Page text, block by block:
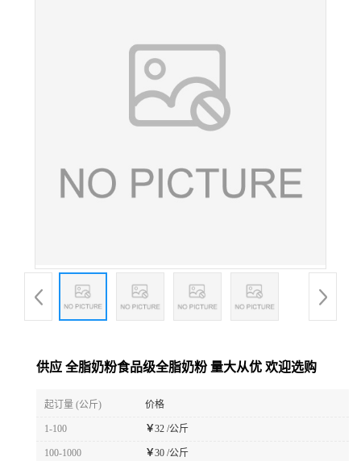
供应 全脂奶粉食品级全脂奶粉 量大从优 欢迎选购
起订量 (公斤) 价格
1-100 ￥32 /公斤
100-1000 ￥30 /公斤